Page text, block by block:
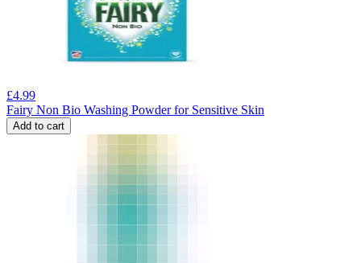
£4.99
Fairy Non Bio Washing Powder for Sensitive Skin
Add to cart